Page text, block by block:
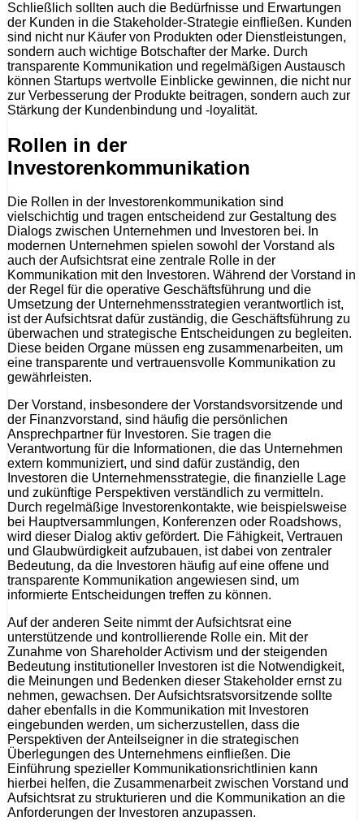
Schließlich sollten auch die Bedürfnisse und Erwartungen
der Kunden in die Stakeholder-Strategie einfließen. Kunden
sind nicht nur Käufer von Produkten oder Dienstleistungen,
sondern auch wichtige Botschafter der Marke. Durch
transparente Kommunikation und regelmäßigen Austausch
können Startups wertvolle Einblicke gewinnen, die nicht nur
zur Verbesserung der Produkte beitragen, sondern auch zur
Stärkung der Kundenbindung und -loyalität.
Rollen in der
Investorenkommunikation
Die Rollen in der Investorenkommunikation sind
vielschichtig und tragen entscheidend zur Gestaltung des
Dialogs zwischen Unternehmen und Investoren bei. In
modernen Unternehmen spielen sowohl der Vorstand als
auch der Aufsichtsrat eine zentrale Rolle in der
Kommunikation mit den Investoren. Während der Vorstand in
der Regel für die operative Geschäftsführung und die
Umsetzung der Unternehmensstrategien verantwortlich ist,
ist der Aufsichtsrat dafür zuständig, die Geschäftsführung zu
überwachen und strategische Entscheidungen zu begleiten.
Diese beiden Organe müssen eng zusammenarbeiten, um
eine transparente und vertrauensvolle Kommunikation zu
gewährleisten.
Der Vorstand, insbesondere der Vorstandsvorsitzende und
der Finanzvorstand, sind häufig die persönlichen
Ansprechpartner für Investoren. Sie tragen die
Verantwortung für die Informationen, die das Unternehmen
extern kommuniziert, und sind dafür zuständig, den
Investoren die Unternehmensstrategie, die finanzielle Lage
und zukünftige Perspektiven verständlich zu vermitteln.
Durch regelmäßige Investorenkontakte, wie beispielsweise
bei Hauptversammlungen, Konferenzen oder Roadshows,
wird dieser Dialog aktiv gefördert. Die Fähigkeit, Vertrauen
und Glaubwürdigkeit aufzubauen, ist dabei von zentraler
Bedeutung, da die Investoren häufig auf eine offene und
transparente Kommunikation angewiesen sind, um
informierte Entscheidungen treffen zu können.
Auf der anderen Seite nimmt der Aufsichtsrat eine
unterstützende und kontrollierende Rolle ein. Mit der
Zunahme von Shareholder Activism und der steigenden
Bedeutung institutioneller Investoren ist die Notwendigkeit,
die Meinungen und Bedenken dieser Stakeholder ernst zu
nehmen, gewachsen. Der Aufsichtsratsvorsitzende sollte
daher ebenfalls in die Kommunikation mit Investoren
eingebunden werden, um sicherzustellen, dass die
Perspektiven der Anteilseigner in die strategischen
Überlegungen des Unternehmens einfließen. Die
Einführung spezieller Kommunikationsrichtlinien kann
hierbei helfen, die Zusammenarbeit zwischen Vorstand und
Aufsichtsrat zu strukturieren und die Kommunikation an die
Anforderungen der Investoren anzupassen.